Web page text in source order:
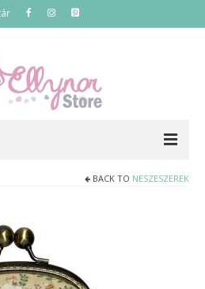
BACK TO NESZESZEREK